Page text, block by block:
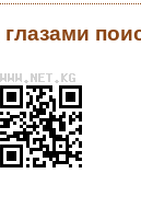
глазами